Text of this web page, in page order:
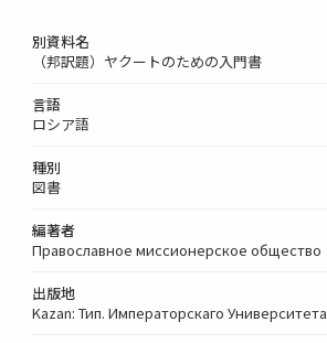
別資料名
（邦訳題）ヤクートのための入門書
言語
ロシア語
種別
図書
編著者
Православное миссионерское общество
出版地
Kazan: Тип. Императорскаго Университета